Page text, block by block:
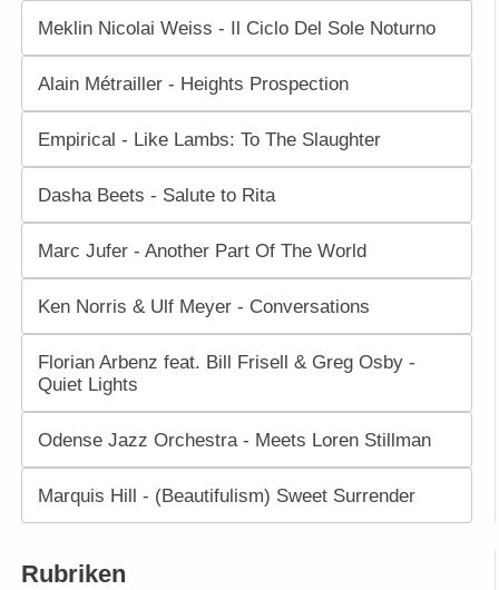
Meklin Nicolai Weiss - Il Ciclo Del Sole Noturno
Alain Métrailler - Heights Prospection
Empirical - Like Lambs: To The Slaughter
Dasha Beets - Salute to Rita
Marc Jufer - Another Part Of The World
Ken Norris & Ulf Meyer - Conversations
Florian Arbenz feat. Bill Frisell & Greg Osby -
Quiet Lights
Odense Jazz Orchestra - Meets Loren Stillman
Marquis Hill - (Beautifulism) Sweet Surrender
Rubriken